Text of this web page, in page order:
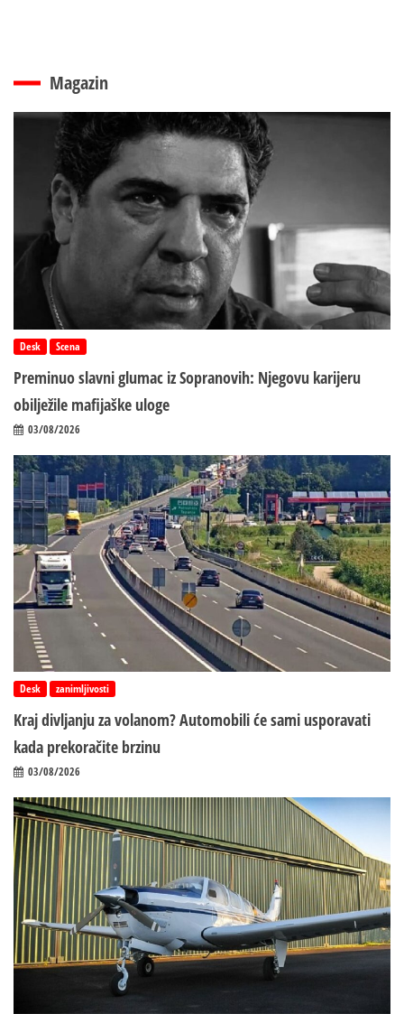
Magazin
Desk Scena
Preminuo slavni glumac iz Sopranovih: Njegovu karijeru
obilježile mafijaške uloge
03/08/2026
Desk zanimljivosti
Kraj divljanju za volanom? Automobili će sami usporavati
kada prekoračite brzinu
03/08/2026